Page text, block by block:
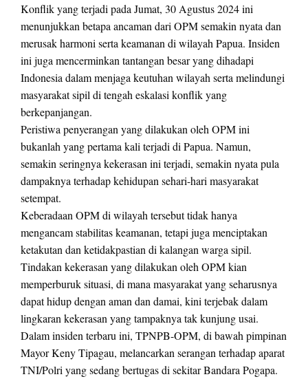
Konflik yang terjadi pada Jumat, 30 Agustus 2024 ini
menunjukkan betapa ancaman dari OPM semakin nyata dan
merusak harmoni serta keamanan di wilayah Papua. Insiden
ini juga mencerminkan tantangan besar yang dihadapi
Indonesia dalam menjaga keutuhan wilayah serta melindungi
masyarakat sipil di tengah eskalasi konflik yang
berkepanjangan.
Peristiwa penyerangan yang dilakukan oleh OPM ini
bukanlah yang pertama kali terjadi di Papua. Namun,
semakin seringnya kekerasan ini terjadi, semakin nyata pula
dampaknya terhadap kehidupan sehari-hari masyarakat
setempat.
Keberadaan OPM di wilayah tersebut tidak hanya
mengancam stabilitas keamanan, tetapi juga menciptakan
ketakutan dan ketidakpastian di kalangan warga sipil.
Tindakan kekerasan yang dilakukan oleh OPM kian
memperburuk situasi, di mana masyarakat yang seharusnya
dapat hidup dengan aman dan damai, kini terjebak dalam
lingkaran kekerasan yang tampaknya tak kunjung usai.
Dalam insiden terbaru ini, TPNPB-OPM, di bawah pimpinan
Mayor Keny Tipagau, melancarkan serangan terhadap aparat
TNI/Polri yang sedang bertugas di sekitar Bandara Pogapa.